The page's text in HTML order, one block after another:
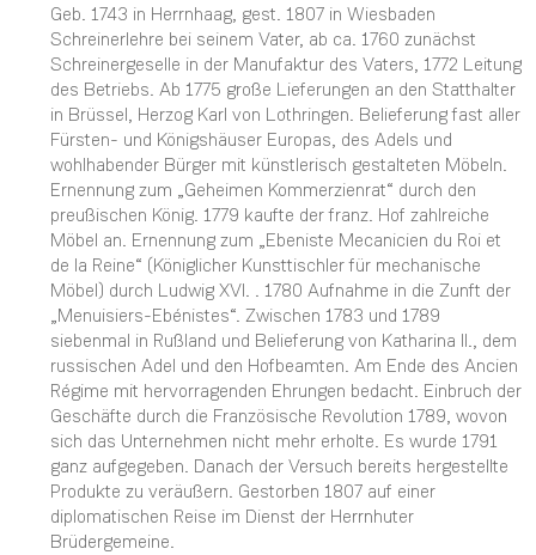
Geb. 1743 in Herrnhaag, gest. 1807 in Wiesbaden
Schreinerlehre bei seinem Vater, ab ca. 1760 zunächst
Schreinergeselle in der Manufaktur des Vaters, 1772 Leitung
des Betriebs. Ab 1775 große Lieferungen an den Statthalter
in Brüssel, Herzog Karl von Lothringen. Belieferung fast aller
Fürsten- und Königshäuser Europas, des Adels und
wohlhabender Bürger mit künstlerisch gestalteten Möbeln.
Ernennung zum „Geheimen Kommerzienrat“ durch den
preußischen König. 1779 kaufte der franz. Hof zahlreiche
Möbel an. Ernennung zum „Ebeniste Mecanicien du Roi et
de la Reine“ (Königlicher Kunsttischler für mechanische
Möbel) durch Ludwig XVI. . 1780 Aufnahme in die Zunft der
„Menuisiers-Ebénistes“. Zwischen 1783 und 1789
siebenmal in Rußland und Belieferung von Katharina II., dem
russischen Adel und den Hofbeamten. Am Ende des Ancien
Régime mit hervorragenden Ehrungen bedacht. Einbruch der
Geschäfte durch die Französische Revolution 1789, wovon
sich das Unternehmen nicht mehr erholte. Es wurde 1791
ganz aufgegeben. Danach der Versuch bereits hergestellte
Produkte zu veräußern. Gestorben 1807 auf einer
diplomatischen Reise im Dienst der Herrnhuter
Brüdergemeine.